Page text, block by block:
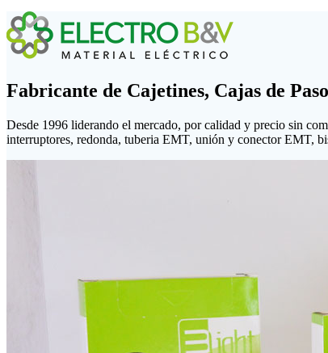
Fabricante de Cajetines, Cajas de
Desde 1996 liderando el mercado, por calidad y precio sin
interruptores, redonda, tuberia EMT, unión y conector EMT,